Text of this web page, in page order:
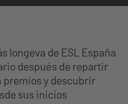
longeva de ESL España
después de repartir
premios y descubrir
sus inicios